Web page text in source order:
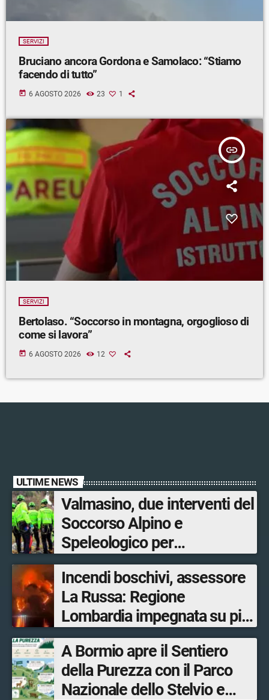
SERVIZI
Bruciano ancora Gordona e Samolaco: “Stiamo
facendo di tutto”
today 6 AGOSTO 2026 23 1
insert_link
SERVIZI
Bertolaso. “Soccorso in montagna, orgoglioso di
come si lavora”
today 6 AGOSTO 2026 12
ULTIME NEWS
Valmasino, due interventi del
Soccorso Alpino e
Speleologico per
escursionisti in difficoltà
Incendi boschivi, assessore
La Russa: Regione
Lombardia impegnata su più
fronti, 48 volontari coinvolti
tra le province di Lecco,
Sondrio, Milano e Como
A Bormio apre il Sentiero
della Purezza con il Parco
Nazionale dello Stelvio e